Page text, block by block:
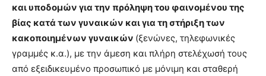
και υποδομών για την πρόληψη του φαινομένου της
βίας κατά των γυναικών και για τη στήριξη των
κακοποιημένων γυναικών (ξενώνες, τηλεφωνικές
γραμμές κ.α.), με την άμεση και πλήρη στελέχωσή τους
από εξειδικευμένο προσωπικό με μόνιμη και σταθερή